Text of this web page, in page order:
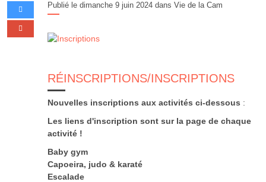
Publié le dimanche 9 juin 2024 dans Vie de la Cam
RÉINSCRIPTIONS/INSCRIPTIONS
Nouvelles inscriptions aux activités ci-dessous :
Les liens d'inscription sont sur la page de chaque
activité !
Baby gym
Capoeira, judo & karaté
Escalade